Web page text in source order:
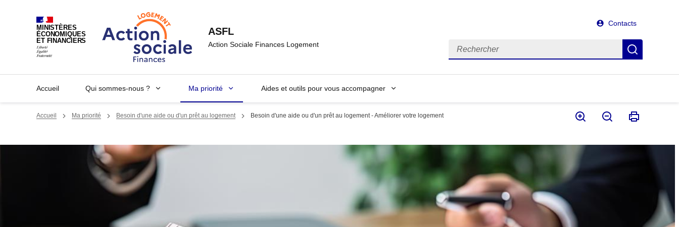
MINISTÈRES
ÉCONOMIQUES
ET FINANCIERS
ASFL
Action Sociale Finances Logement
Contacts
Rechercher
Accueil Qui sommes-nous ? Ma priorité Aides et outils pour vous accompagner
Accueil Ma priorité Besoin d'une aide ou d'un prêt au logement Besoin d'une aide ou d'un prêt au logement - Améliorer votre logement